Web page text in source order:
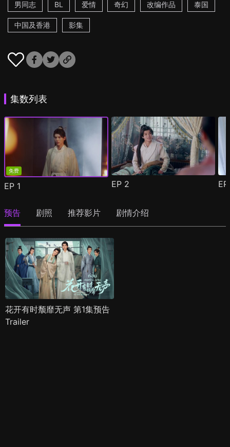
男同志
BL 爱情 奇幻 改编作品 泰国
中国及香港 影集
集数列表
免费
EP 1 EP 2
预告 剧照 推荐影片 剧情介绍
花开有时颓靡无声 第1集预告
Trailer